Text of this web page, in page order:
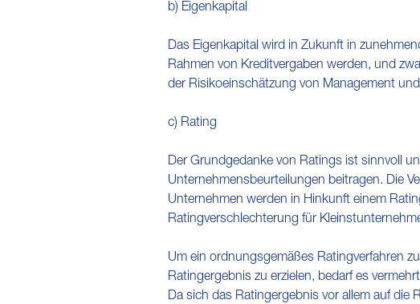
b) Eigenkapital
Das Eigenkapital wird in Zukunft in
Rahmen von Kreditvergaben werden, und
der Risikoeinschätzung von Management
c) Rating
Der Grundgedanke von Ratings ist sinnvoll
Unternehmensbeurteilungen beitragen. Die
Unternehmen werden in Hinkunft einem
Ratingverschlechterung für
Um ein ordnungsgemäßes Ratingverfahren
Ratingergebnis zu erzielen, bedarf es
Da sich das Ratingergebnis vor allem auf die